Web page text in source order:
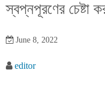
স্বপ্নপূরণের চেষ্টা
June 8, 2022
editor